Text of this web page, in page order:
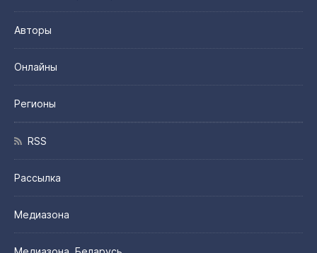
Авторы
Онлайны
Регионы
RSS
Рассылка
Медиазона